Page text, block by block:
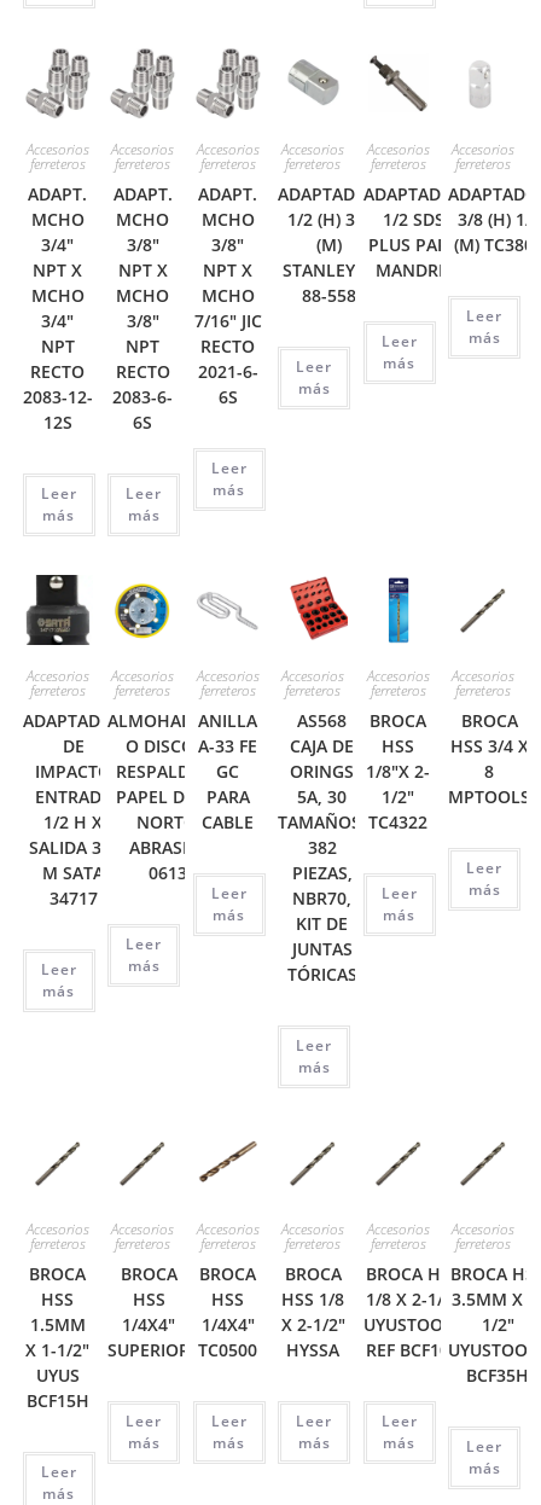
Accesorios
ferreteros
ADAPT.
MCHO
3/4″
NPT X
MCHO
3/4″
NPT
RECTO
2083-12-
12S
Leer
más
Accesorios
ferreteros
ADAPT.
MCHO
3/8″
NPT X
MCHO
3/8″
NPT
RECTO
2083-6-
6S
Leer
más
Accesorios
ferreteros
ADAPT.
MCHO
3/8″
NPT X
MCHO
7/16″ JIC
RECTO
2021-6-
6S
Leer
más
Accesorios
ferreteros
ADAPTADOR
1/2 (H) 3/4
(M)
STANLEY 4-
88-558
Leer
más
Accesorios
ferreteros
ADAPTADOR
1/2 SDS
PLUS PARA
MANDRIL
Leer
más
Accesorios
ferreteros
3/8 (H) 1/2
(M)
Leer
más
Accesorios
ferreteros
ADAPTADOR
DE
IMPACTO
ENTRADA
1/2 H X
SALIDA 3/4
M SATA
34717
Leer
más
Accesorios
ferreteros
ALMOHADILLAS
O DISCO DE
RESPALDO DE
PAPEL DE LIJA
NORTON
ABRASIVES
06136
Leer
más
Accesorios
ferreteros
ANILLA
A-33 FE
GC
PARA
CABLE
Leer
más
Accesorios
ferreteros
AS568
CAJA DE
ORINGS
5A, 30
TAMAÑOS,
382
PIEZAS,
NBR70,
KIT DE
JUNTAS
TÓRICAS
Leer
más
Accesorios
ferreteros
BROCA
HSS
1/8″X 2-
1/2″
TC4322
Leer
más
Accesorios
ferreteros
BROCA
HSS 3/4 X
8
MPTOOLS
Leer
más
Accesorios
ferreteros
BROCA
HSS
1.5MM
X 1-1/2″
UYUS
BCF15H
Leer
más
Accesorios
ferreteros
BROCA
HSS
1/4X4″
SUPERIOR
Leer
más
Accesorios
ferreteros
BROCA
HSS
1/4X4″
TC0500
Leer
más
Accesorios
ferreteros
BROCA
HSS 1/8
X 2-1/2″
HYSSA
Leer
más
Accesorios
ferreteros
BROCA HSS
1/8 X 2-1/2″
UYUSTOOLS
REF BCF108
Leer
más
Accesorios
ferreteros
BROCA
3.5MM X
1/2″
BCF35H
Leer
más